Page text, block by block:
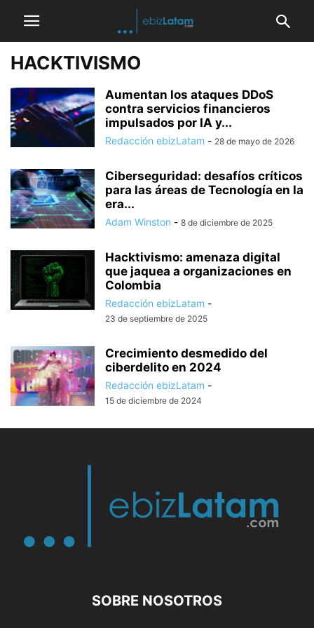
HACKTIVISMO
Aumentan los ataques DDoS
contra servicios financieros
impulsados por IA y...
Redacción ebizLatam - 28 de mayo de 2026
Ciberseguridad: desafíos críticos
para las áreas de Tecnología en la
era...
Adam Winston - 8 de diciembre de 2025
Hacktivismo: amenaza digital
que jaquea a organizaciones en
Colombia
Redacción ebizLatam -
23 de septiembre de 2025
Crecimiento desmedido del
ciberdelito en 2024
Redacción ebizLatam -
15 de diciembre de 2024
SOBRE NOSOTROS